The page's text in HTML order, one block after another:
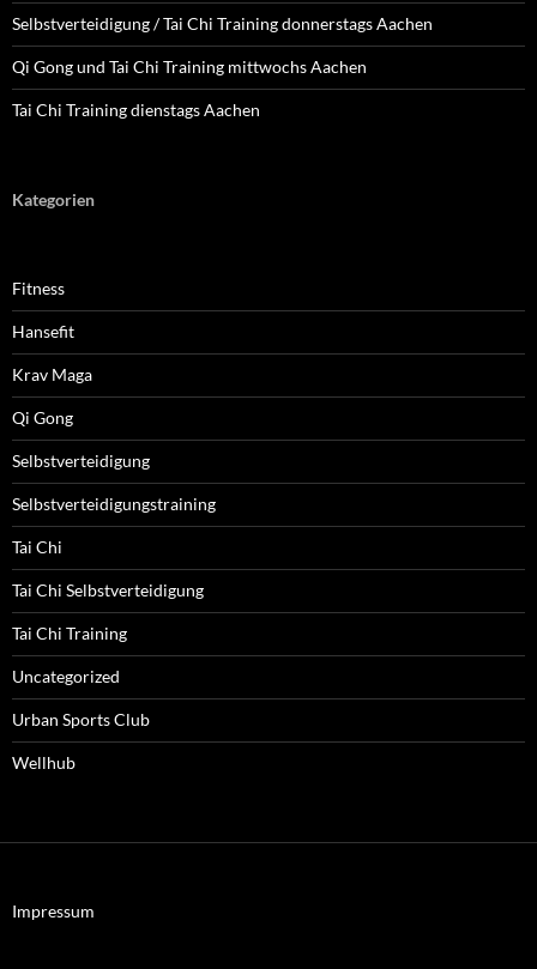
Selbstverteidigung / Tai Chi Training donnerstags Aachen
Qi Gong und Tai Chi Training mittwochs Aachen
Tai Chi Training dienstags Aachen
Kategorien
Fitness
Hansefit
Krav Maga
Qi Gong
Selbstverteidigung
Selbstverteidigungstraining
Tai Chi
Tai Chi Selbstverteidigung
Tai Chi Training
Uncategorized
Urban Sports Club
Wellhub
Impressum